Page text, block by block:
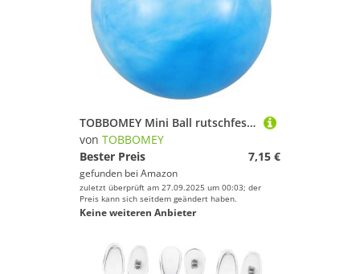
TOBBOMEY Mini Ball rutschfest Gymnastikball Bunt Leicht Tragbar Vielseitig für Yoga Workout Fitness Training
von TOBBOMEY
Bester Preis
7,15 €
gefunden bei Amazon
zuletzt überprüft am 27.09.2025 um 00:03; der
Preis kann sich seitdem geändert haben.
Keine weiteren Anbieter